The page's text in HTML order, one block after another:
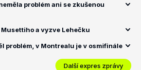
problém ani se zkušenou
a vyzve Lehečku
problém, v Montrealu je v osmifinále
Další expres zprávy